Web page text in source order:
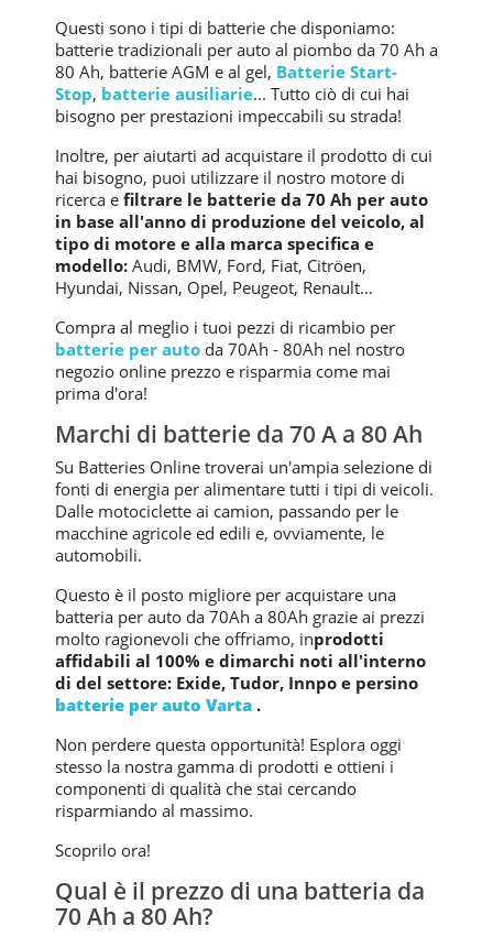
Questi sono i tipi di batterie che disponiamo:
batterie tradizionali per auto al piombo da 70 Ah a
80 Ah, batterie AGM e al gel, Batterie Start-
Stop, batterie ausiliarie... Tutto ciò di cui hai
bisogno per prestazioni impeccabili su strada!
Inoltre, per aiutarti ad acquistare il prodotto di cui
hai bisogno, puoi utilizzare il nostro motore di
ricerca e filtrare le batterie da 70 Ah per auto
in base all'anno di produzione del veicolo, al
tipo di motore e alla marca specifica e
modello: Audi, BMW, Ford, Fiat, Citröen,
Hyundai, Nissan, Opel, Peugeot, Renault…
Compra al meglio i tuoi pezzi di ricambio per
batterie per auto da 70Ah - 80Ah nel nostro
negozio online prezzo e risparmia come mai
prima d'ora!
Marchi di batterie da 70 A a 80 Ah
Su Batteries Online troverai un'ampia selezione di
fonti di energia per alimentare tutti i tipi di veicoli.
Dalle motociclette ai camion, passando per le
macchine agricole ed edili e, ovviamente, le
automobili.
Questo è il posto migliore per acquistare una
batteria per auto da 70Ah a 80Ah grazie ai prezzi
molto ragionevoli che offriamo, inprodotti
affidabili al 100% e dimarchi noti all'interno
di del settore: Exide, Tudor, Innpo e persino
batterie per auto Varta .
Non perdere questa opportunità! Esplora oggi
stesso la nostra gamma di prodotti e ottieni i
componenti di qualità che stai cercando
risparmiando al massimo.
Scoprilo ora!
Qual ​​è il prezzo di una batteria da
70 Ah a 80 Ah?